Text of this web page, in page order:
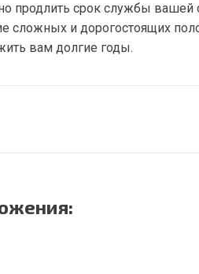
продлить срок службы вашей
сложных и дорогостоящих
вам долгие годы.